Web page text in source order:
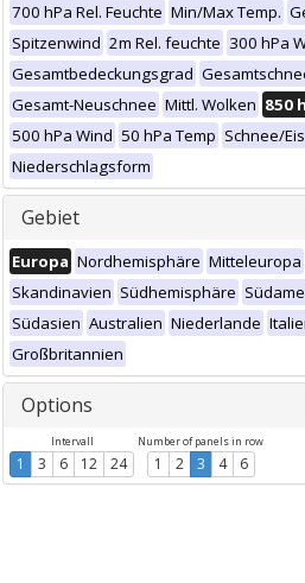
700 hPa Rel. Feuchte Min/Max Temp.
Spitzenwind 2m Rel. feuchte 300 hPa
Gesamtbedeckungsgrad
Gesamt-Neuschnee Mittl. Wolken 850
500 hPa Wind 50 hPa Temp Schnee/Eis
Niederschlagsform
Gebiet
Europa Nordhemisphäre Mitteleuropa
Skandinavien Südhemisphäre
Südasien Australien Niederlande
Großbritannien
Options
Intervall
1 3 6 12 24
Number of panels in row
1 2 3 4 6